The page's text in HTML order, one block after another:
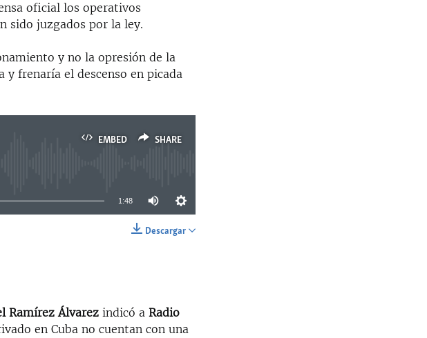
oficial los operativos
sido juzgados por la ley.
y no la opresión de la
frenaría el descenso en picada
EMBED SHARE
available
1:48
Descargar
Ramírez Álvarez indicó aRadio
en Cuba no cuentan con una